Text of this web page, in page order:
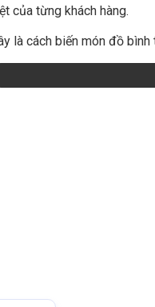
của từng khách hàng.
là cách biến món đồ